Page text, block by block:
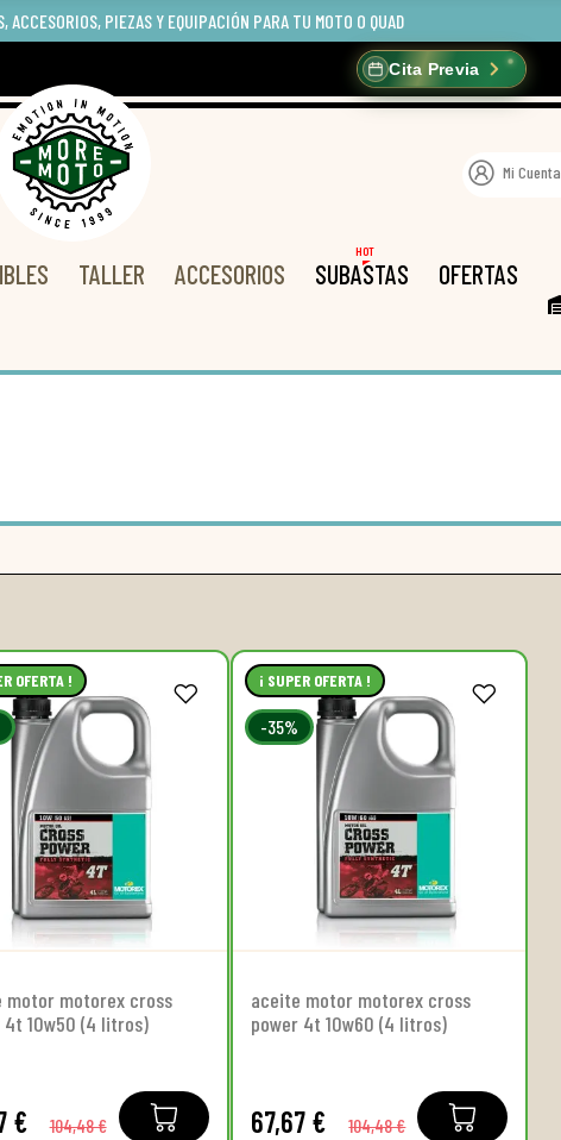
ACCESORIOS, PIEZAS Y EQUIPACIÓN PARA TU MOTO O QUAD
Cita Previa
Mi Cuenta
TALLER ACCESORIOS SUBASTAS
HOT
OFERTAS
OFERTA !
motor motorex cross
4t 10w50 (4 litros)
€ 104,48 €
¡ SUPER OFERTA !
-35%
aceite motor motorex cross
power 4t 10w60 (4 litros)
67,67 € 104,48 €